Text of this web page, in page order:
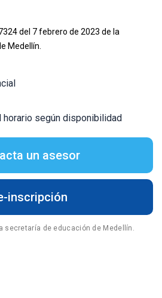
del 7 febrero de 2023 de la
Medellín.
según disponibilidad
un asesor
inscripción
*Vigiliado y controlado por la secretaría de educación de Medellín.